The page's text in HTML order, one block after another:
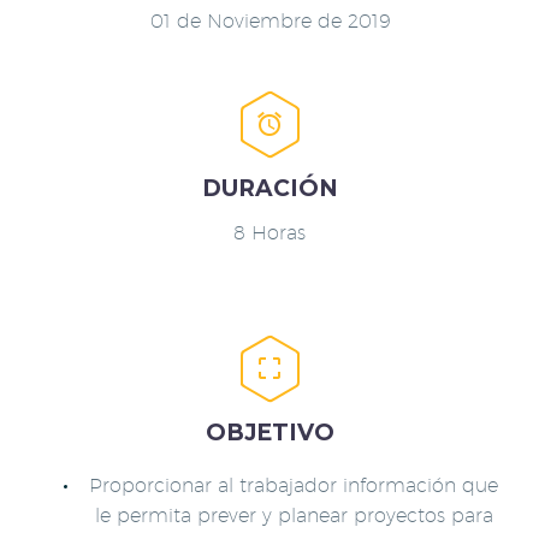
01 de Noviembre de 2019


DURACIÓN
8 Horas


OBJETIVO
Proporcionar al trabajador información que
le permita prever y planear proyectos para